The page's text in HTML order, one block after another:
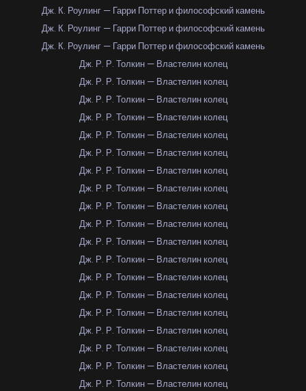
Дж. К. Роулинг — Гарри Поттер и философский камень
Дж. К. Роулинг — Гарри Поттер и философский камень
Дж. К. Роулинг — Гарри Поттер и философский камень
Дж. Р. Р. Толкин — Властелин колец
Дж. Р. Р. Толкин — Властелин колец
Дж. Р. Р. Толкин — Властелин колец
Дж. Р. Р. Толкин — Властелин колец
Дж. Р. Р. Толкин — Властелин колец
Дж. Р. Р. Толкин — Властелин колец
Дж. Р. Р. Толкин — Властелин колец
Дж. Р. Р. Толкин — Властелин колец
Дж. Р. Р. Толкин — Властелин колец
Дж. Р. Р. Толкин — Властелин колец
Дж. Р. Р. Толкин — Властелин колец
Дж. Р. Р. Толкин — Властелин колец
Дж. Р. Р. Толкин — Властелин колец
Дж. Р. Р. Толкин — Властелин колец
Дж. Р. Р. Толкин — Властелин колец
Дж. Р. Р. Толкин — Властелин колец
Дж. Р. Р. Толкин — Властелин колец
Дж. Р. Р. Толкин — Властелин колец
Дж. Р. Р. Толкин — Властелин колец